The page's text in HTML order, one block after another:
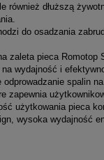
również dłuższą
do osadzania
zaleta pieca Romotop
wydajność i
spalin
zapewnia
użytkowania pieca
wysoka wydajność